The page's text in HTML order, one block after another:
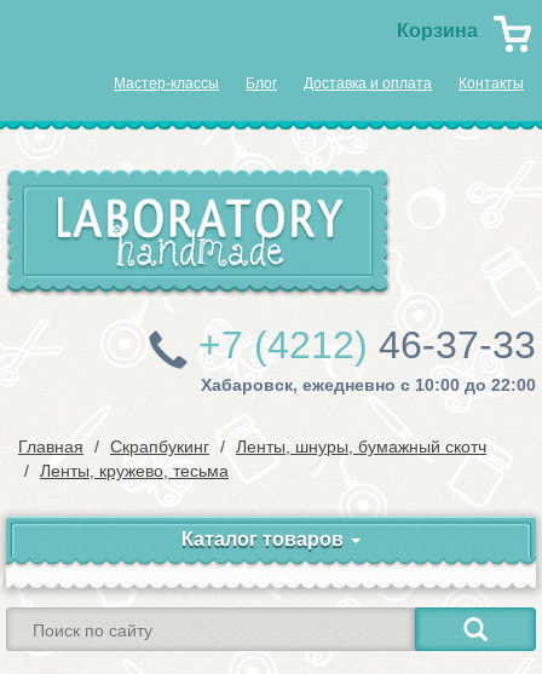
Корзина
Мастер-классы Блог Доставка и оплата Контакты
+7 (4212) 46-37-33
Хабаровск, ежедневно с 10:00 до 22:00
Главная Скрапбукинг
Ленты, шнуры, бумажный скотч
Ленты, кружево, тесьма
Каталог товаров